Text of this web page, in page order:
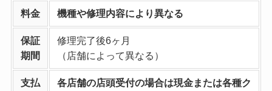
料金 機種や修理内容により異なる
保証
期間
修理完了後6ヶ月
（店舗によって異なる）
支払 各店舗の店頭受付の場合は現金または各種ク